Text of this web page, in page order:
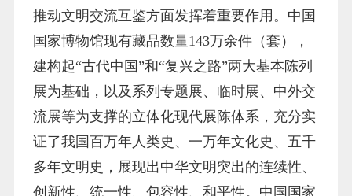
推动文明交流互鉴方面发挥着重要作用。中国
国家博物馆现有藏品数量143万余件（套），
建构起“古代中国”和“复兴之路”两大基本陈列
展为基础，以及系列专题展、临时展、中外交
流展等为支撑的立体化现代展陈体系，充分实
证了我国百万年人类史、一万年文化史、五千
多年文明史，展现出中华文明突出的连续性、
创新性、统一性、包容性、和平性。中国国家